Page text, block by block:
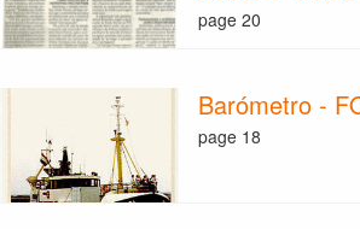
page 20
Barómetro -
page 18